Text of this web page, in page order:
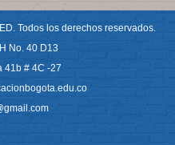
Todos los derechos reservados.
No. 40 D13
41b # 4C -27